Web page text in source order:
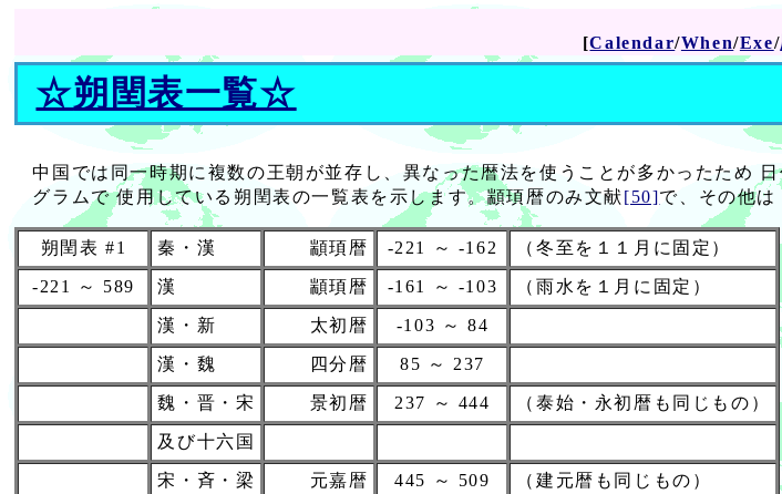
[Calendar/When/Exe/
☆朔閏表一覧☆
中国では同一時期に複数の王朝が並存し、異なった暦法を使うことが多かったため
グラムで 使用している朔閏表の一覧表を示します。顓頊暦のみ文献[50]で、その他は
朔閏表 #1 秦・漢 顓頊暦 -221 ～ -162 （冬至を１１月に固定）
-221 ～ 589 漢 顓頊暦 -161 ～ -103 （雨水を１月に固定）
漢・新 太初暦 -103 ～ 84
漢・魏 四分暦 85 ～ 237
魏・晋・宋 景初暦 237 ～ 444 （泰始・永初暦も同じもの）
及び十六国
宋・斉・梁 元嘉暦 445 ～ 509 （建元暦も同じもの）